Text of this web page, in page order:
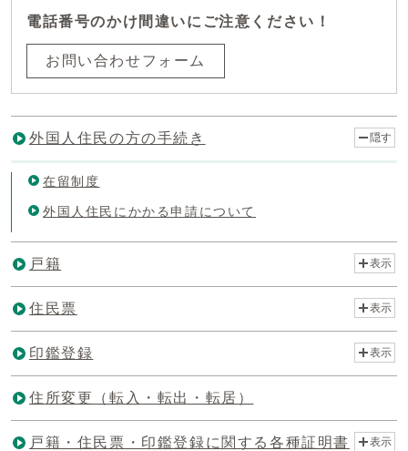
電話番号のかけ間違いにご注意ください！
お問い合わせフォーム
外国人住民の方の手続き 隠す
在留制度
外国人住民にかかる申請について
戸籍 表示
住民票 表示
印鑑登録 表示
住所変更（転入・転出・転居）
戸籍・住民票・印鑑登録に関する各種証明書
表示